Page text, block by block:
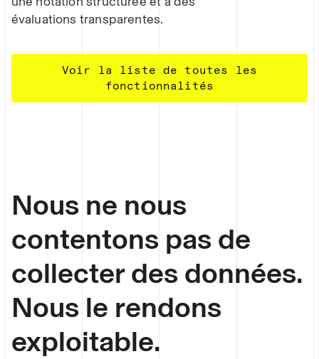
évaluations transparentes.
Voir la liste de toutes les
fonctionnalités
Nous ne nous
contentons pas de
collecter des données.
Nous le rendons
exploitable.